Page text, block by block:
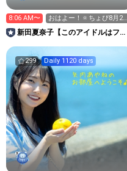
8:06 AM〜
おはよー！🔅ちょぴ8月29
日無銭ライブ！予約まち
新田夏奈子【このアイドルはフィ
299 Daily 1120 days